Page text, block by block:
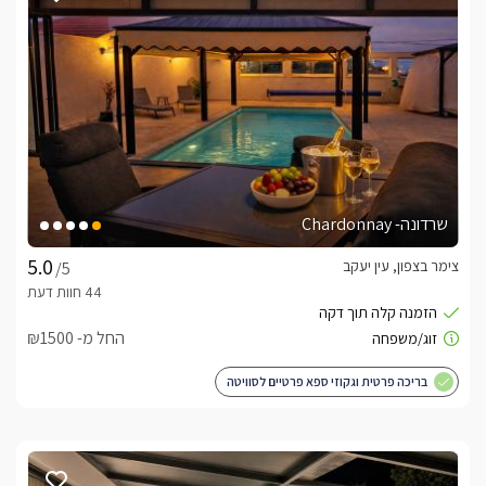
נוף מהמתחם
שני מתחמים נפרדים לחלוטין, עם מתחמי גן המשקיפים אל האופק
ושדות המרעה.
בחורף
בעונת החורף בפלז'ר -תהנו מג'קוזי ספא לוהט ומקורה, וכן מגוון
פינוקים עונתיים בתוך הסוויטות - מצעי פוך, שתייה חמה, פינוקים
מפתיעים.ובנוסף, ג'קוזי פנימי עגול, מפנק ויוקרתי.
כלול באירוח
בקבוק יין משובח,  קפסולות קפה וסוגי קפה נוספים, חלב,
חטיפים.חדר הרחצה כולל חלוקי רחצה, נעלי ספא, מגבות רחצה,
שרדונה- Chardonnay
/5
צימר בצפון, עין יעקב
החל מ- ₪1500
בריכה פרטית וגקוזי ספא פרטיים לסוויטה